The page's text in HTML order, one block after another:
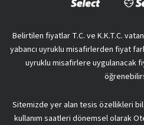
Belirtilen fiyatlar T.C. ve K.K.T.C.
yabancı uyruklu misafirlerden fiyat
uyruklu misafirlere uygulanacak
Sitemizde yer alan tesis özellikleri
kullanım saatleri dönemsel olarak